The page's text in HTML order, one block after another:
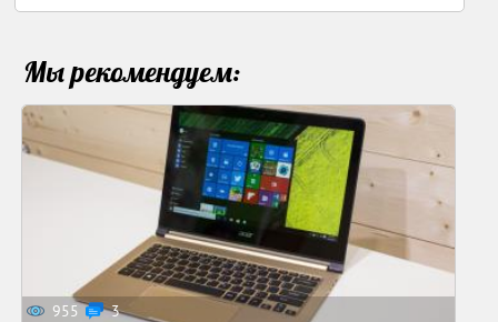
Мы рекомендуем:
955 3